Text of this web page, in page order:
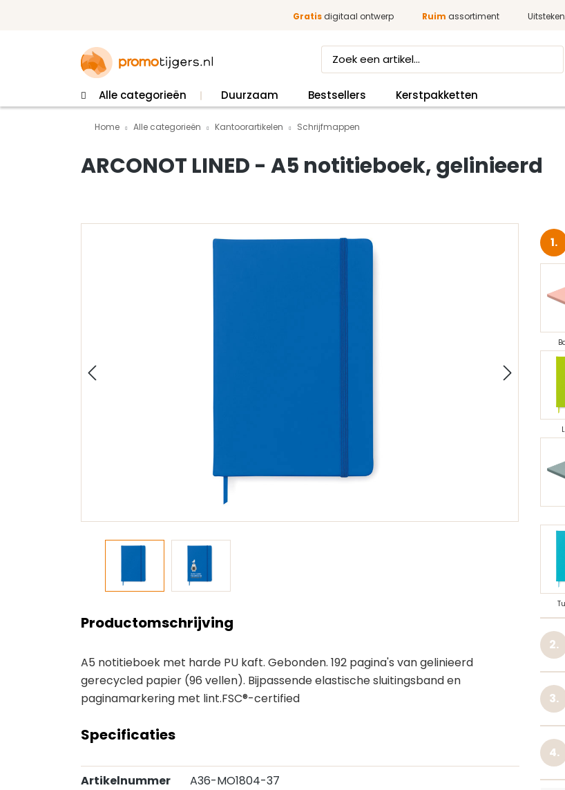
Gratisdigitaal ontwerp Ruim assortiment
Alle categorieën Duurzaam Bestsellers Kerstpakketten
Home Alle categorieën Kantoorartikelen Schrijfmappen
ARCONOT LINED - A5 notitieboek, gelinieerd
Productomschrijving
A5 notitieboek met harde PU kaft. Gebonden. 192 pagina's van gelinieerd
gerecycled papier (96 vellen). Bijpassende elastische sluitingsband en
paginamarkering met lint.FSC®-certified
Specificaties
Artikelnummer
A36-MO1804-37